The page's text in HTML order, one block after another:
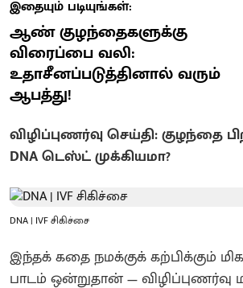
இதையும் படியுங்கள்:
ஆண் குழந்தைகளுக்கு
விரைப்பை வலி:
உதாசீனப்படுத்தினால் வரும்
ஆபத்து!
விழிப்புணர்வு செய்தி: குழந்தை
DNA டெஸ்ட் முக்கியமா?
DNA | IVF சிகிச்சை
இந்தக் கதை நமக்குக் கற்பிக்கும்
பாடம் ஒன்றுதான் — விழிப்புணர்வு